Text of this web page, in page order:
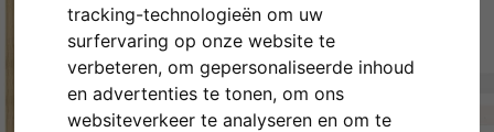
tracking-technologieën om uw
surfervaring op onze website te
verbeteren, om gepersonaliseerde inhoud
en advertenties te tonen, om ons
websiteverkeer te analyseren en om te
Terug